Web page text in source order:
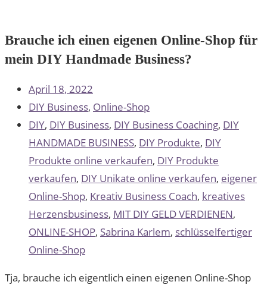
Brauche ich einen eigenen Online-Shop für
mein DIY Handmade Business?
April 18, 2022
DIY Business, Online-Shop
DIY, DIY Business, DIY Business Coaching, DIY
HANDMADE BUSINESS, DIY Produkte, DIY
Produkte online verkaufen, DIY Produkte
verkaufen, DIY Unikate online verkaufen, eigener
Online-Shop, Kreativ Business Coach, kreatives
Herzensbusiness, MIT DIY GELD VERDIENEN,
ONLINE-SHOP, Sabrina Karlem, schlüsselfertiger
Online-Shop
Tja, brauche ich eigentlich einen eigenen Online-Shop